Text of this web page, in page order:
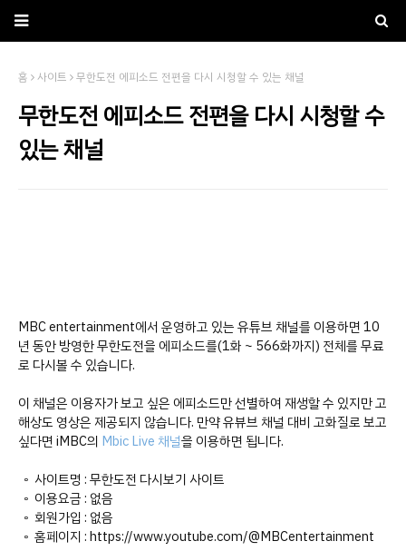
홈 사이트 무한도전 에피소드 전편을 다시 시청할 수 있는 채널
무한도전 에피소드 전편을 다시 시청할 수
있는 채널
MBC entertainment에서 운영하고 있는 유튜브 채널를 이용하면 10
년 동안 방영한 무한도전을 에피소드를(1화 ~ 566화까지) 전체를 무료
로 다시볼 수 있습니다.
이 채널은 이용자가 보고 싶은 에피소드만 선별하여 재생할 수 있지만 고
해상도 영상은 제공되지 않습니다. 만약 유뷰브 채널 대비 고화질로 보고
싶다면 iMBC의 Mbic Live 채널을 이용하면 됩니다.
◦ 사이트명 : 무한도전 다시보기 사이트
◦ 이용요금 : 없음
◦ 회원가입 : 없음
◦ 홈페이지 : https://www.youtube.com/@MBCentertainment